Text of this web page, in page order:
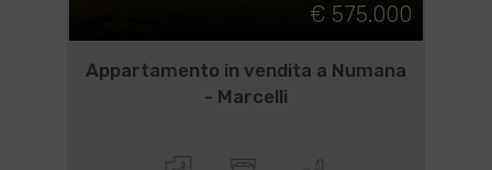
€ 575.000
Appartamento in vendita a Numana
- Marcelli